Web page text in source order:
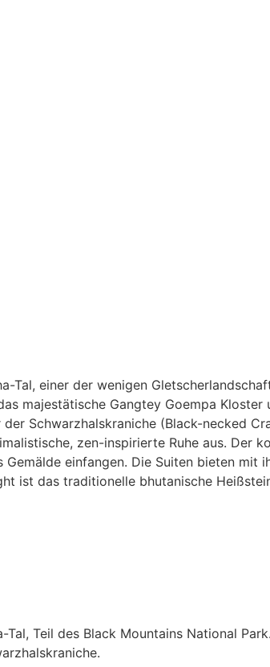
Tal, einer der wenigen
majestätische Gangtey Goempa
Schwarzhalskraniche (Black-necked
zen-inspirierte Ruhe aus. Der
einfangen. Die Suiten bieten
ist das traditionelle bhutanische
Teil des Black Mountains National